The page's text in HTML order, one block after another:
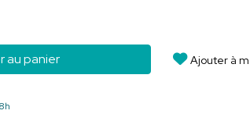
au panier Ajouter à